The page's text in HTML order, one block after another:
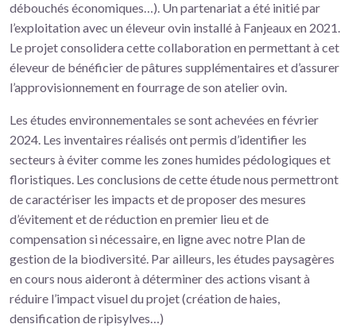
débouchés économiques…). Un partenariat a été initié par
l’exploitation avec un éleveur ovin installé à Fanjeaux en 2021.
Le projet consolidera cette collaboration en permettant à cet
éleveur de bénéficier de pâtures supplémentaires et d’assurer
l’approvisionnement en fourrage de son atelier ovin.
Les études environnementales se sont achevées en février
2024. Les inventaires réalisés ont permis d’identifier les
secteurs à éviter comme les zones humides pédologiques et
floristiques. Les conclusions de cette étude nous permettront
de caractériser les impacts et de proposer des mesures
d’évitement et de réduction en premier lieu et de
compensation si nécessaire, en ligne avec notre Plan de
gestion de la biodiversité. Par ailleurs, les études paysagères
en cours nous aideront à déterminer des actions visant à
réduire l’impact visuel du projet (création de haies,
densification de ripisylves…)